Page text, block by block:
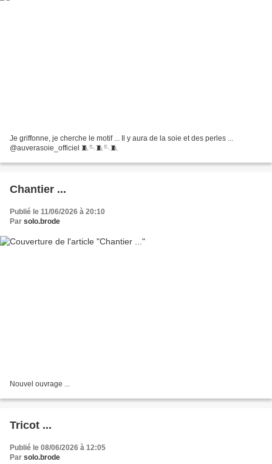
Je griffonne, je cherche le motif ... Il y aura de la soie et des perles ...
@auverasoie_officiel 🧵🪡🧵🪡🧵
Chantier ...
Publié le 11/06/2026 à 20:10
Par solo.brode
Nouvel ouvrage ...
Tricot ...
Publié le 08/06/2026 à 12:05
Par solo.brode